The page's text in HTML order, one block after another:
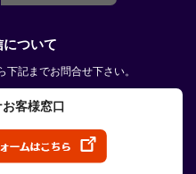
ついて
記までお問合せ下さい。
客様窓口